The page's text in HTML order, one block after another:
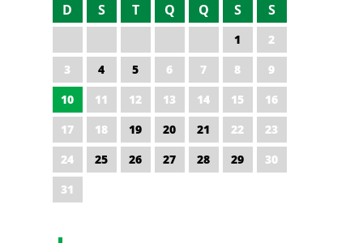
D S T Q Q S S
1
2
3
4 5 6 7 8
9
10
11 12 13 14 15
16
17
18 19 20 21 22
23
24
25 26 27 28 29
30
31